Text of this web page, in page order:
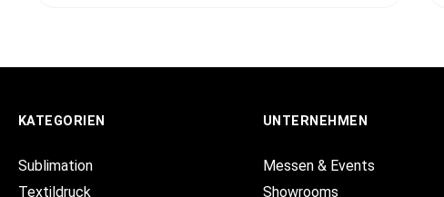
KATEGORIEN
Sublimation
Textildruck
UNTERNEHMEN
Messen & Events
Showrooms